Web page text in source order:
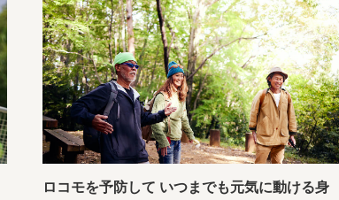
ロコモを予防して いつまでも元気に動ける身